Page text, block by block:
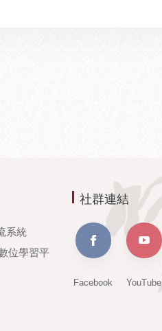
系統
位學習平
社群連結
Facebook YouTube